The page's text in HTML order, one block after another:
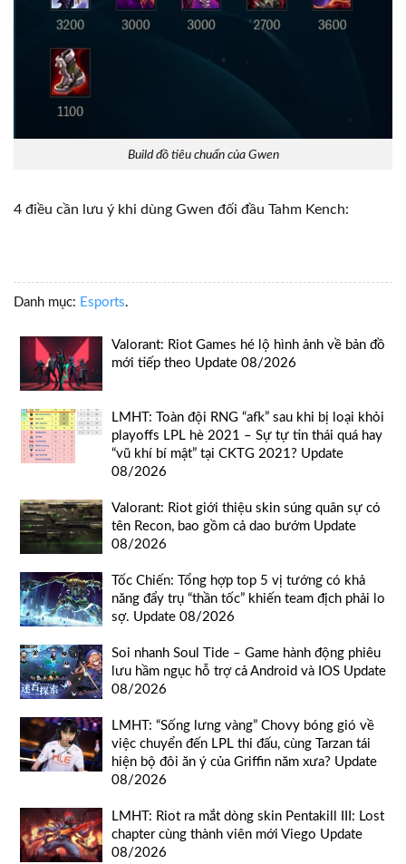
Build đồ tiêu chuẩn của Gwen
4 điều cần lưu ý khi dùng Gwen đối đầu Tahm Kench:
Danh mục: Esports.
Valorant: Riot Games hé lộ hình ảnh về bản đồ
mới tiếp theo Update 08/2026
LMHT: Toàn đội RNG “afk” sau khi bị loại khỏi
playoffs LPL hè 2021 – Sự tự tin thái quá hay
“vũ khí bí mật” tại CKTG 2021? Update
08/2026
Valorant: Riot giới thiệu skin súng quân sự có
tên Recon, bao gồm cả dao bướm Update
08/2026
Tốc Chiến: Tổng hợp top 5 vị tướng có khả
năng đẩy trụ “thần tốc” khiến team địch phải lo
sợ. Update 08/2026
Soi nhanh Soul Tide – Game hành động phiêu
lưu hầm ngục hỗ trợ cả Android và IOS Update
08/2026
LMHT: “Sống lưng vàng” Chovy bóng gió về
việc chuyển đến LPL thi đấu, cùng Tarzan tái
hiện bộ đôi ăn ý của Griffin năm xưa? Update
08/2026
LMHT: Riot ra mắt dòng skin Pentakill III: Lost
chapter cùng thành viên mới Viego Update
08/2026